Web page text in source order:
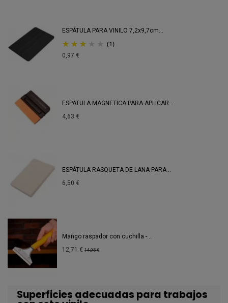
ESPÁTULA PARA VINILO 7,2x9,7cm...
(1)
0,97 €
ESPATULA MAGNETICA PARA APLICAR...
4,63 €
ESPÁTULA RASQUETA DE LANA PARA...
6,50 €
Mango raspador con cuchilla -...
12,71 € 14,95 €
Superficies adecuadas para trabajos